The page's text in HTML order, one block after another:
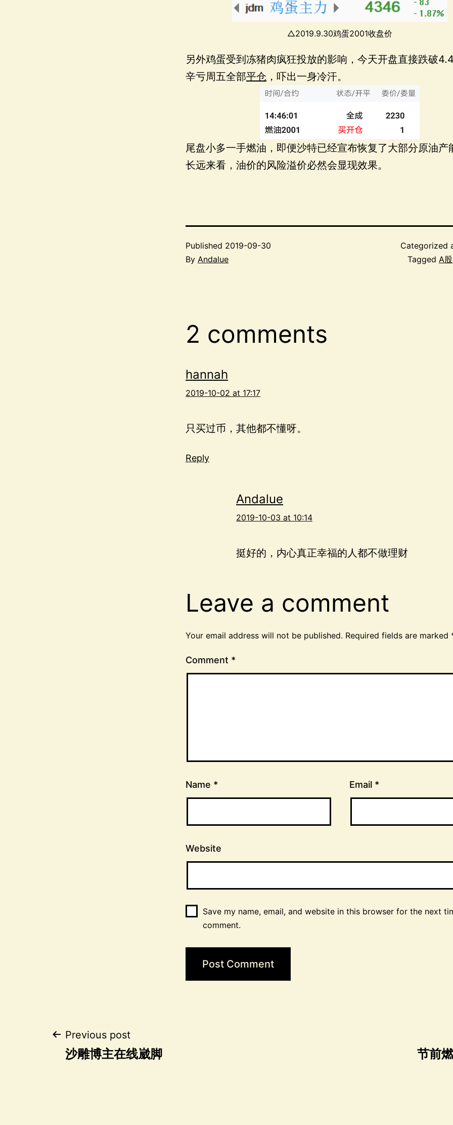
△2019.9.30鸡蛋2001收盘价
另外鸡蛋受到冻猪肉疯狂投放的影响，今天开盘直接跌破
辛亏周五全部平仓 ，吓出一身冷汗。
尾盘小多一手燃油，即便沙特已经宣布恢复了大部分原油产
长远来看，油价的风险溢价必然会显现效果。
Published 2019-09-30
By Andalue
Categorized
Tagged A股
2 comments
hannah
2019-10-02 at 17:17
只买过币，其他都不懂呀。
Reply
Andalue
2019-10-03 at 10:14
挺好的，内心真正幸福的人都不做理财
Leave a comment
Your email address will not be published. Required fields are marked
Comment *
Name * Email *
Website
Save my name, email, and website in this browser for the next
comment.
Post
Previous post
沙雕博主在线崴脚 节前